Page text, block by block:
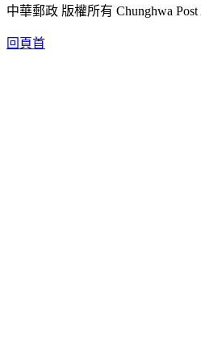
中華郵政 版權所有 Chunghwa Post
回頁首